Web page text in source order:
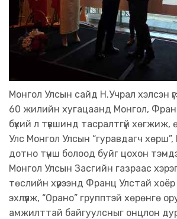
Монгол Улсын сайд Н.Учрал хэлсэн
60 жилийн хугацаанд Монгол,
бүхий л түвшинд тасралтгүй
Улс Монгол Улсын “гуравдагч
дотно түнш болоод буйг цохон
Монгол Улсын Засгийн газраас
төслийн хүрээнд Франц Улстай
эхлүүлж, “Орано” групптэй хөрөнгө
амжилттай байгуулсныг онцлон